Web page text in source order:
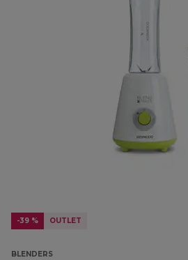
-39 % OUTLET
BLENDERS